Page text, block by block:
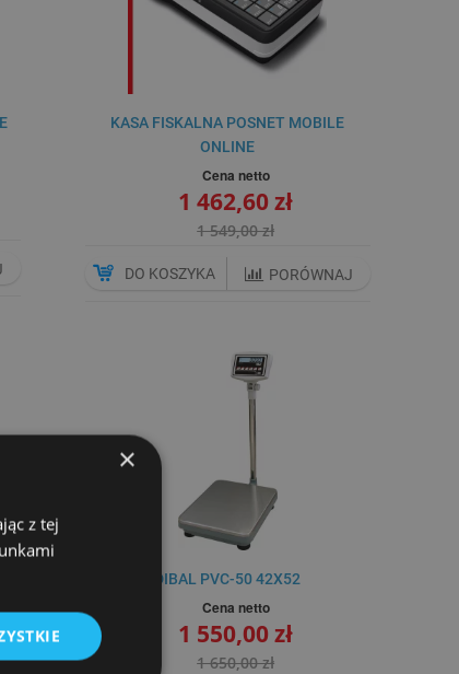
KASA FISKALNA POSNET MOBILE
ONLINE
Cena netto
1 462,60 zł
1 549,00 zł
DO KOSZYKA PORÓWNAJ
DIBAL PVC-50 42X52
Cena netto
1 550,00 zł
1 650,00 zł
×
z tej